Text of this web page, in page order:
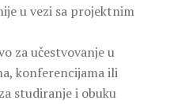
u vezi sa projektnim
za učestvovanje u
konferencijama ili
studiranje i obuku